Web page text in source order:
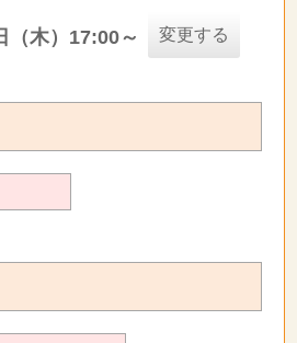
（木）17:00～ 変更する